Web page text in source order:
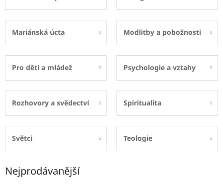
Mariánská úcta Modlitby a pobožnosti
Pro děti a mládež Psychologie a vztahy
Rozhovory a svědectví Spiritualita
Světci Teologie
Nejprodávanější